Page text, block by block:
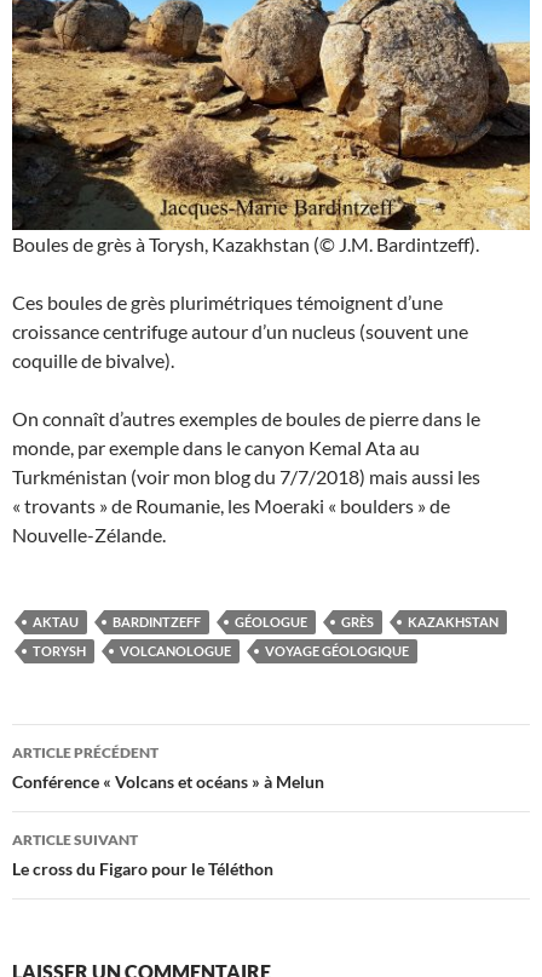
Boules de grès à Torysh, Kazakhstan (© J.M. Bardintzeff).
Ces boules de grès plurimétriques témoignent d’une
croissance centrifuge autour d’un nucleus (souvent une
coquille de bivalve).
On connaît d’autres exemples de boules de pierre dans le
monde, par exemple dans le canyon Kemal Ata au
Turkménistan (voir mon blog du 7/7/2018) mais aussi les
« trovants » de Roumanie, les Moeraki « boulders » de
Nouvelle-Zélande.
AKTAU BARDINTZEFF GÉOLOGUE GRÈS
KAZAKHSTAN
TORYSH
VOLCANOLOGUE VOYAGE GÉOLOGIQUE
Navigation
des
articles
ARTICLE PRÉCÉDENT
Conférence « Volcans et océans » à Melun
ARTICLE SUIVANT
Le cross du Figaro pour le Téléthon
LAISSER UN COMMENTAIRE